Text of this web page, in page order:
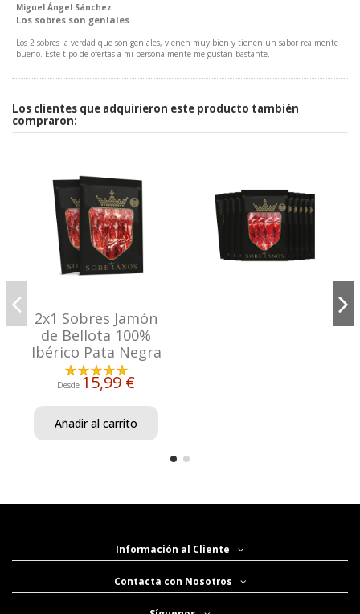
Miguel Ángel Sánchez
Los sobres son geniales
Los 2 sobres la verdad que son geniales, vienen muy bien y tienen un sabor realmente
bueno. Este tipo de ofertas a mi personalmente me gustan bastante.
Los clientes que adquirieron este producto también
compraron:
2x1 Sobres Jamón
de Bellota 100%
Ibérico Pata Negra
Desde 15,99 €
Añadir al carrito
Información al Cliente
Contacta con Nosotros